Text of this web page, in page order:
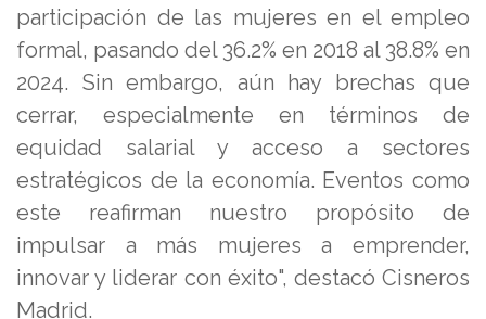
participación de las mujeres en el empleo
formal, pasando del 36.2% en 2018 al 38.8% en
2024. Sin embargo, aún hay brechas que
cerrar, especialmente en términos de
equidad salarial y acceso a sectores
estratégicos de la economía. Eventos como
este reafirman nuestro propósito de
impulsar a más mujeres a emprender,
innovar y liderar con éxito", destacó Cisneros
Madrid.